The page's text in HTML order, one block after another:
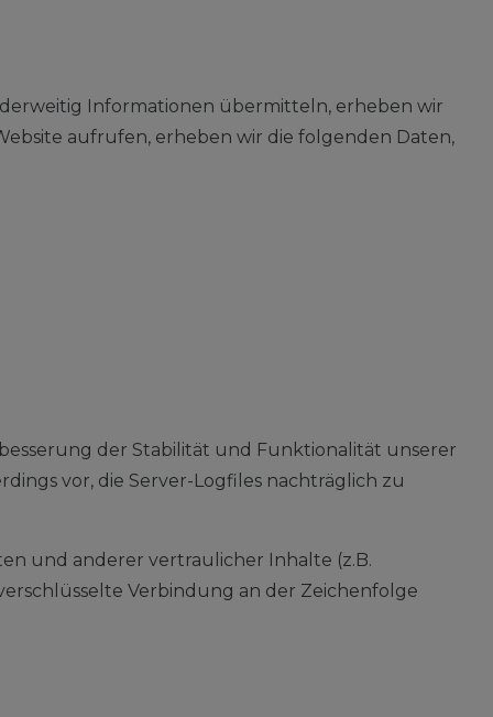
Informationen übermitteln, erheben wir
aufrufen, erheben wir die folgenden Daten,
der Stabilität und Funktionalität unserer
vor, die Server-Logfiles nachträglich zu
und anderer vertraulicher Inhalte (z.B.
Verbindung an der Zeichenfolge